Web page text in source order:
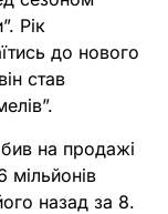
Рік
до нового
став
на продажі
мільйонів
назад за 8.